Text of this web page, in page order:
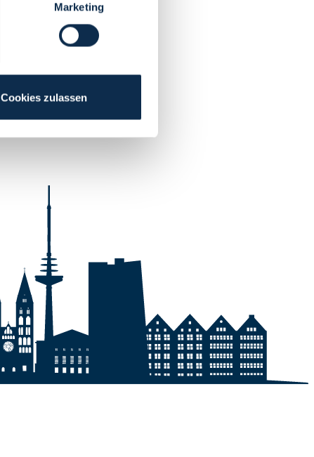
Marketing
Cookies zulassen